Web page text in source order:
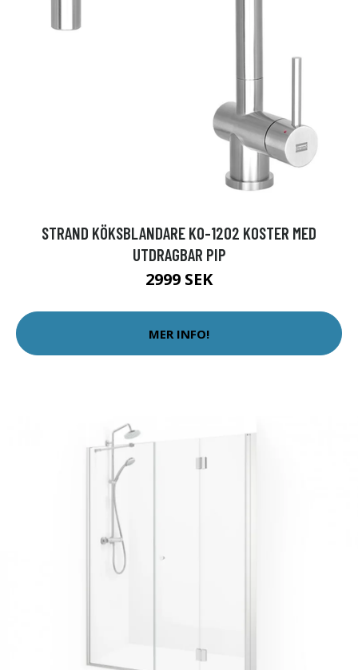
STRAND KÖKSBLANDARE KO-1202 KOSTER MED
UTDRAGBAR PIP
2999 SEK
MER INFO!